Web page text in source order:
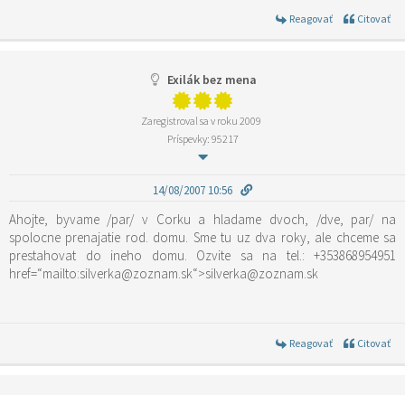
Reagovať Citovať
Exilák bez mena
Zaregistroval sa v roku 2009
Príspevky: 95217
14/08/2007 10:56
Ahojte, byvame /par/ v Corku a hladame dvoch, /dve, par/ na
spolocne prenajatie rod. domu. Sme tu uz dva roky, ale chceme sa
prestahovat do ineho domu. Ozvite sa na tel.: +353868954951
href=“mailto:silverka@zoznam.sk“>silverka@zoznam.sk
Reagovať Citovať